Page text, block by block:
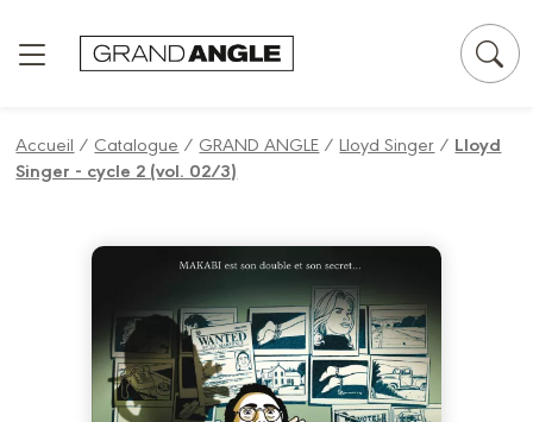
Accueil / Catalogue / GRAND ANGLE /Lloyd Singer / Lloyd
Singer - cycle 2 (vol. 02/3)